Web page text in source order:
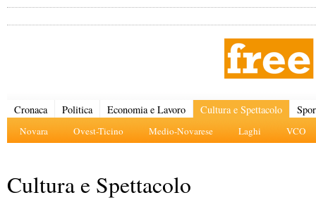
Cronaca Politica Economia e Lavoro Cultura e Spettacolo
Novara Ovest-Ticino Medio-Novarese Laghi VCO
Cultura e Spettacolo